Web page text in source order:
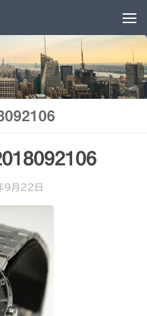
9月22日